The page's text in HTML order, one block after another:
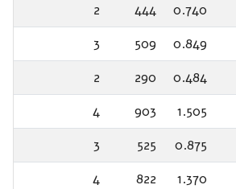
0.740
444
2
0.849
509
3
0.484
290
2
1.505
903
4
0.875
525
3
1.370
822
4